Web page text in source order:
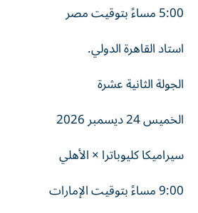
5:00 مساءً بتوقيت مصر
استاد القاهرة الدولي.
الجولة الثانية عشرة
الخميس 24 ديسمبر 2026
سيراميكا كليوباترا × الأهلي
9:00 مساءً بتوقيت الإمارات